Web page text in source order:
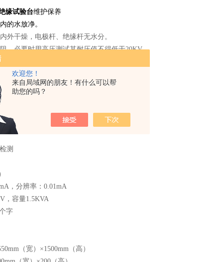
欢迎您！
来自局域网的朋友！有什么可以帮
助您的吗？
缘试验台维护保养
的水放净。
外干燥，电极杆、绝缘杆无水分。
，必要时用高压测试其耐压值不得低于20KV。
缘试验台
测
，分辨率：0.01mA
，容量1.5KVA
字
（宽）×1500mm（高）